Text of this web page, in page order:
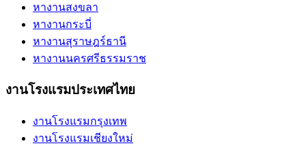
หางานสงขลา
หางานกระบี่
หางานสุราษฎร์ธานี
หางานนครศรีธรรมราช
งานโรงแรมประเทศไทย
งานโรงแรมกรุงเทพ
งานโรงแรมเชียงใหม่